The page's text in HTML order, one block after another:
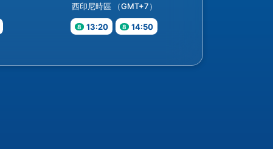
西印尼時區 （GMT+7）
13:20 14:50